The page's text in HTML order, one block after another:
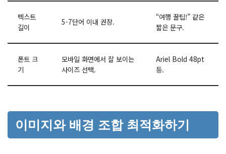
텍스트
길이
5-7단어 이내 권장.
“여행 꿀팁!” 같은
짧은 문구.
폰트 크
기
모바일 화면에서 잘 보이는
사이즈 선택.
Ariel Bold 48pt
등.
이미지와 배경 조합 최적화하기